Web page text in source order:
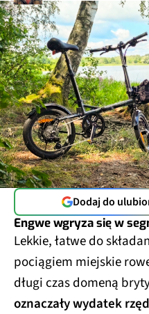
Dodaj do
Engwe wgryza się w
Lekkie, łatwe do
pociągiem miejskie
długi czas domeną
oznaczały wydatek